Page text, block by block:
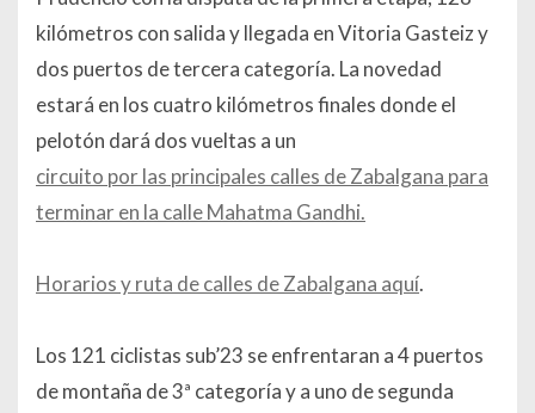
kilómetros con salida y llegada en Vitoria Gasteiz y
dos puertos de tercera categoría. La novedad
estará en los cuatro kilómetros finales donde el
pelotón dará dos vueltas a un
circuito por las principales calles de Zabalgana para
terminar en la calle Mahatma Gandhi.
Horarios y ruta de calles de Zabalgana aquí.
Los 121 ciclistas sub’23 se enfrentaran a 4 puertos
de montaña de 3ª categoría y a uno de segunda